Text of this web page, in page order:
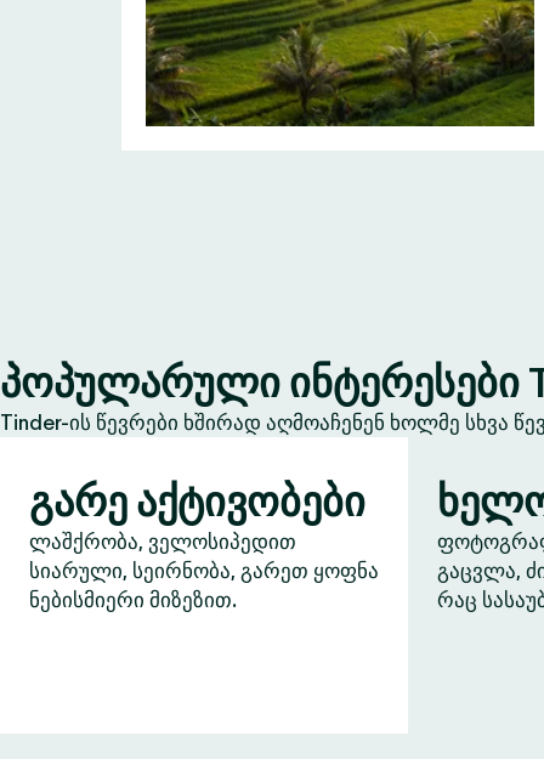
პოპულარული ინტერესები
Tinder-ის წევრები ხშირად აღმოაჩენენ ხოლმე სხვა
გარე აქტივობები
ლაშქრობა, ველოსიპედით
სიარული, სეირნობა, გარეთ ყოფნა
ნებისმიერი მიზეზით.
გაცვლა,
რაც